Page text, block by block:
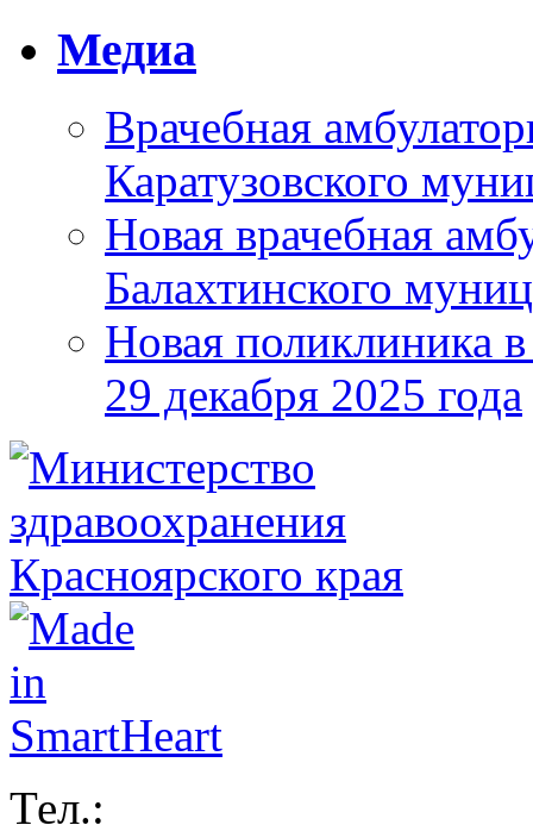
Медиа
Врачебная
Каратузовского
Новая врачебная
Балахтинского
Новая поликлиника
29 декабря 2025 года
Тел.: